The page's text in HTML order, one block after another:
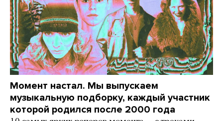
Момент настал. Мы выпускаем
музыкальную подборку, каждый участник
которой родился после 2000 года